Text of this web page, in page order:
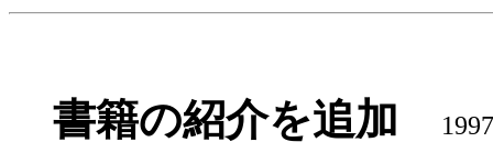
書籍の紹介を追加